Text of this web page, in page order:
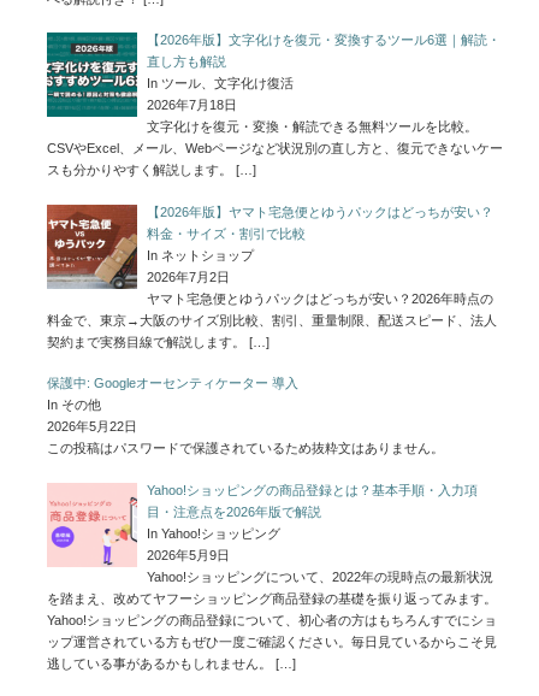
【2026年版】文字化けを復元・変換するツール6選｜解読・
直し方も解説
In ツール、文字化け復活
2026年7月18日
文字化けを復元・変換・解読できる無料ツールを比較。
CSVやExcel、メール、Webページなど状況別の直し方と、復元できないケー
スも分かりやすく解説します。
[…]
【2026年版】ヤマト宅急便とゆうパックはどっちが安い？
料金・サイズ・割引で比較
In ネットショップ
2026年7月2日
ヤマト宅急便とゆうパックはどっちが安い？2026年時点の
料金で、東京→大阪のサイズ別比較、割引、重量制限、配送スピード、法人
契約まで実務目線で解説します。
[…]
保護中: Googleオーセンティケーター 導入
In その他
2026年5月22日
この投稿はパスワードで保護されているため抜粋文はありません。
Yahoo!ショッピングの商品登録とは？基本手順・入力項
目・注意点を2026年版で解説
In Yahoo!ショッピング
2026年5月9日
Yahoo!ショッピングについて、2022年の現時点の最新状況
を踏まえ、改めてヤフーショッピング商品登録の基礎を振り返ってみます。
Yahoo!ショッピングの商品登録について、初心者の方はもちろんすでにショ
ップ運営されている方もぜひ一度ご確認ください。毎日見ているからこそ見
逃している事があるかもしれません。
[…]